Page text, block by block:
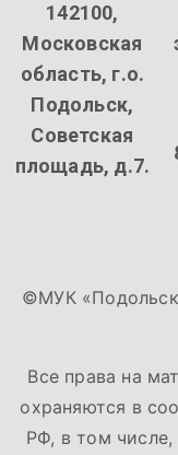
142100,
Московская
область, г.о.
Подольск,
Советская
площадь, д.7.
©МУК
Все права на
охраняются в
РФ, в том